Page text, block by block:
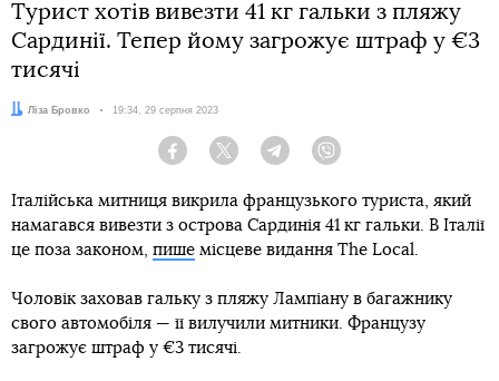
Турист хотів вивезти 41 кг гальки з пляжу
Сардинії. Тепер йому загрожує штраф у €3
тисячі
Автор:
Ліза Бровко Дата:
19:34, 29 серпня 2023
Facebook Twitter Telegram
Італійська митниця викрила французького туриста, який
намагався вивезти з острова Сардинія 41 кг гальки. В Італії
це поза законом, пише місцеве видання The Local.
Чоловік заховав гальку з пляжу Лампіану в багажнику
свого автомобіля — її вилучили митники. Французу
загрожує штраф у €3 тисячі.